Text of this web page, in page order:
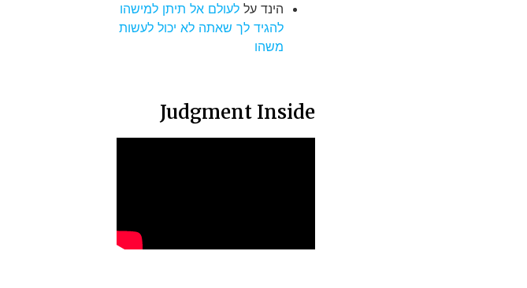
הינד עללעולם אל תיתן למישהו
להגיד לך שאתה לא יכול לעשות
משהו
Judgment Inside